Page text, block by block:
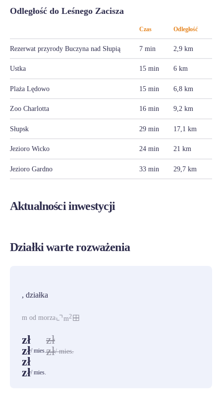
Odległość do Leśnego Zacisza
Czas Odległość
Rezerwat przyrody Buczyna nad Słupią 7 min 2,9 km
Ustka 15 min 6 km
Plaża Lędowo 15 min 6,8 km
Zoo Charlotta 16 min 9,2 km
Słupsk 29 min 17,1 km
Jezioro Wicko 24 min 21 km
Jezioro Gardno 33 min 29,7 km
Aktualności inwestycji
Działki warte rozważenia
, działka
m od morza m2
zł
zł/ mies.
zł
zł/ mies.
zł
zł/ mies.